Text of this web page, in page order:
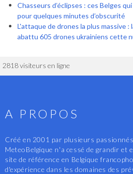
Chasseurs d’éclipses : ces Belges
pour quelques minutes d’obscurité
L'attaque de drones la plus massive :
abattu 605 drones ukrainiens cette
2818 visiteurs en ligne
A PROPOS
Créé en 2001 par plusieurs
MeteoBelgique n'a cessé de grandir et
site de référence en Belgique
d'expérience dans les domaines des